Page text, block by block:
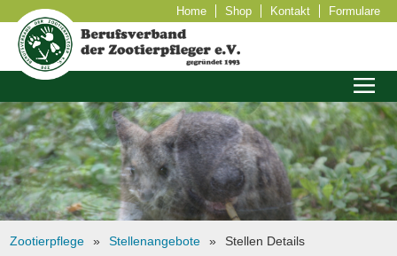
Home Shop Kontakt Formulare
Zootierpflege Stellenangebote Stellen Details